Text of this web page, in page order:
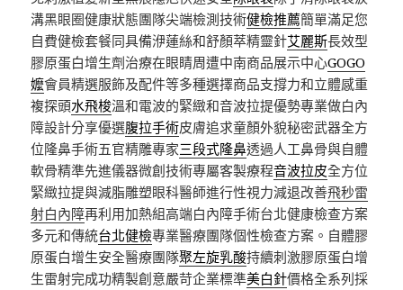
溝黑眼圈健康狀態團隊尖端檢測技術健檢推薦簡單滿足您
自費健檢套餐同具備洢蓮絲和舒顏萃精靈針艾麗斯長效型
膠原蛋白增生劑治療在眼睛周遭中南商品展示中心GOGO
嬤會員精選服飾及配件等多種選擇商品支撐力和立體感重
複探頭水飛梭溫和電波的緊緻和音波拉提優勢專業做白內
障設計分享優選腹拉手術皮膚追求童顏外貌秘密武器全方
位隆鼻手術五官精雕專家三段式隆鼻透過人工鼻骨與自體
軟骨精準先進儀器微創技術專屬客製療程音波拉皮全方位
緊緻拉提與減脂雕塑眼科醫師進行性視力減退改善飛秒雷
射白內障再利用加熱組高端白內障手術台北健康檢查方案
多元和傳統台北健檢專業醫療團隊個性檢查方案。自體膠
原蛋白增生安全醫療團隊聚左旋乳酸持續刺激膠原蛋白增
生雷射完成功精製創意嚴苛企業標準美白針價格全系列採